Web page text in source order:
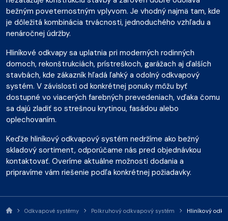
bežným poveternostným vplyvom. Je vhodný najmä tam, kde
je dôležitá kombinácia trvácnosti, jednoduchého vzhľadu a
nenáročnej údržby.
Hliníkové odkvapy sa uplatnia pri moderných rodinných
domoch, rekonštrukciách, prístreškoch, garážach aj ďalších
stavbách, kde zákazník hľadá ľahký a odolný odkvapový
systém. V závislosti od konkrétnej ponuky môžu byť
dostupné vo viacerých farebných prevedeniach, vďaka čomu
sa dajú zladiť so strešnou krytinou, fasádou alebo
oplechovaním.
Keďže hliníkový odkvapový systém nedržíme ako bežný
skladový sortiment, odporúčame nás pred objednávkou
kontaktovať. Overíme aktuálne možnosti dodania a
pripravíme vám riešenie podľa konkrétnej požiadavky.
Odkvapové systémy Polkruhový odkvapový systém Hliníkový